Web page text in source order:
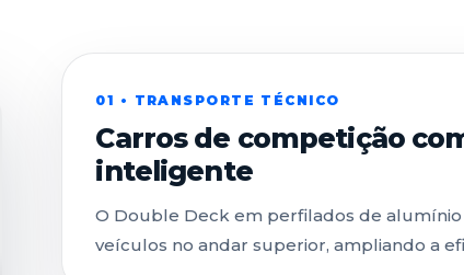
01 • TRANSPORTE TÉCNICO
Carros de competição
inteligente
O Double Deck em perfilados de
veículos no andar superior, ampliando a